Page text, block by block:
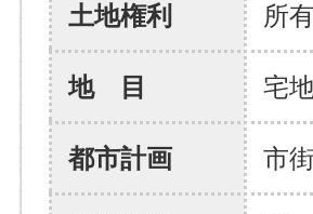
土地権利 所
地 目 宅
都市計画 市